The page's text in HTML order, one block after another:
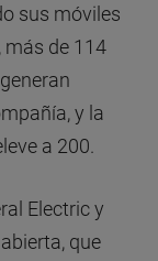
sus móviles
más de 114
y la
a 200.
Electric y
que